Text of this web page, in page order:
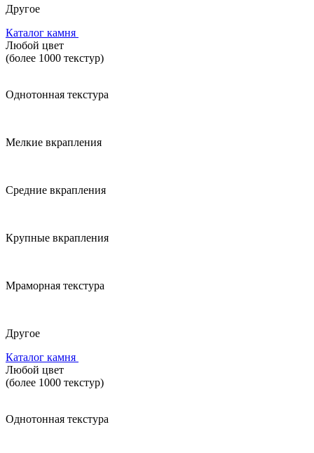
Другое
Каталог камня
Любой цвет
(более 1000 текстур)
Однотонная текстура
Мелкие вкрапления
Средние вкрапления
Крупные вкрапления
Мраморная текстура
Другое
Каталог камня
Любой цвет
(более 1000 текстур)
Однотонная текстура